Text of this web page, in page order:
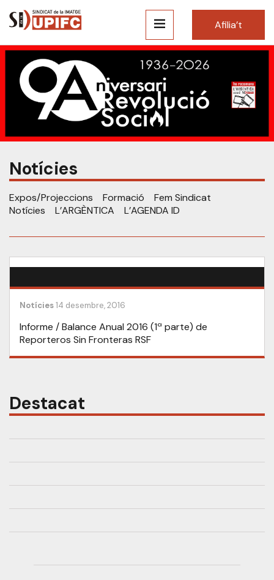
Afilia’t
Notícies
Expos/Projeccions Formació
Fem Sindicat
Notícies
L’ARGÈNTICA L’AGENDA ID
Notícies14 desembre, 2016
Informe / Balance Anual 2016 (1ª parte) de
Reporteros Sin Fronteras RSF
Destacat